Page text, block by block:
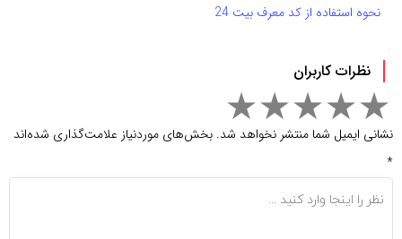
نحوه استفاده از کد معرف بیت 24
نظرات کاربران
نشانی ایمیل شما منتشر نخواهد شد. بخش‌های موردنیاز علامت‌گذاری شده‌اند
*